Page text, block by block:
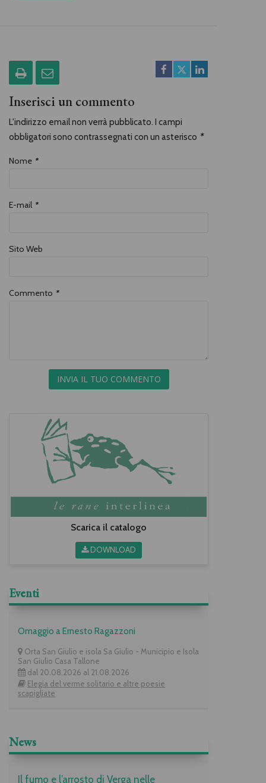
Inserisci un commento
L'indirizzo email non verrà pubblicato. I campi
obbligatori sono contrassegnati con un asterisco *
Nome *
E-mail *
Sito Web
Commento *
INVIA IL TUO COMMENTO
Scarica il catalogo
DOWNLOAD
Eventi
Omaggio a Ernesto Ragazzoni
Orta San Giulio e isola Sa Giulio - Municipio e Isola
San Giulio Casa Tallone
dal 20.08.2026 al 21.08.2026
Elegia del verme solitario e altre poesie
scapigliate
News
Il fumo e l’arrosto di Verga nelle